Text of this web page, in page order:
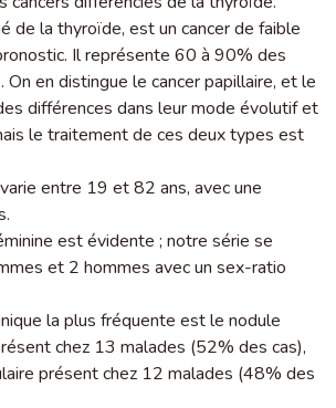
de la thyroïde, est un cancer de faible
Il représente 60 à 90% des
On en distingue le cancer papillaire, et le
différences dans leur mode évolutif et
le traitement de ces deux types est
entre 19 et 82 ans, avec une
est évidente ; notre série se
et 2 hommes avec un sex-ratio
la plus fréquente est le nodule
chez 13 malades (52% des cas),
présent chez 12 malades (48% des